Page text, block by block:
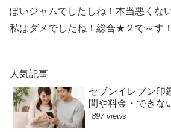
ぽいジャムでしたしね！本当悪くな
私はダメでしたね！総合★２で～す！
人気記事
セブンイレブン印
間や料金・できな
897 views